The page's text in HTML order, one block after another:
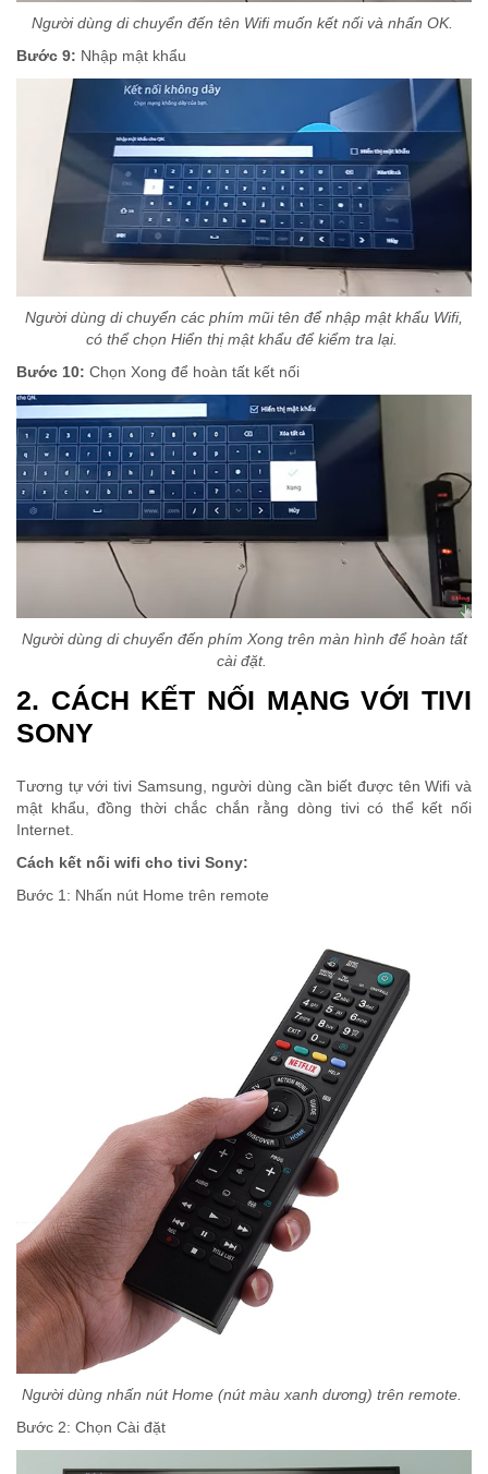
Người dùng di chuyển đến tên Wifi muốn kết nối và nhấn OK.
Bước 9: Nhập mật khẩu
Người dùng di chuyển các phím mũi tên để nhập mật khẩu Wifi,
có thể chọn Hiển thị mật khẩu để kiểm tra lại.
Bước 10: Chọn Xong để hoàn tất kết nối
Người dùng di chuyển đến phím Xong trên màn hình để hoàn tất
cài đặt.
2. CÁCH KẾT NỐI MẠNG VỚI TIVI
SONY
Tương tự với tivi Samsung, người dùng cần biết được tên Wifi và
mật khẩu, đồng thời chắc chắn rằng dòng tivi có thể kết nối
Internet.
Cách kết nối wifi cho tivi Sony:
Bước 1: Nhấn nút Home trên remote
Người dùng nhấn nút Home (nút màu xanh dương) trên remote.
Bước 2: Chọn Cài đặt